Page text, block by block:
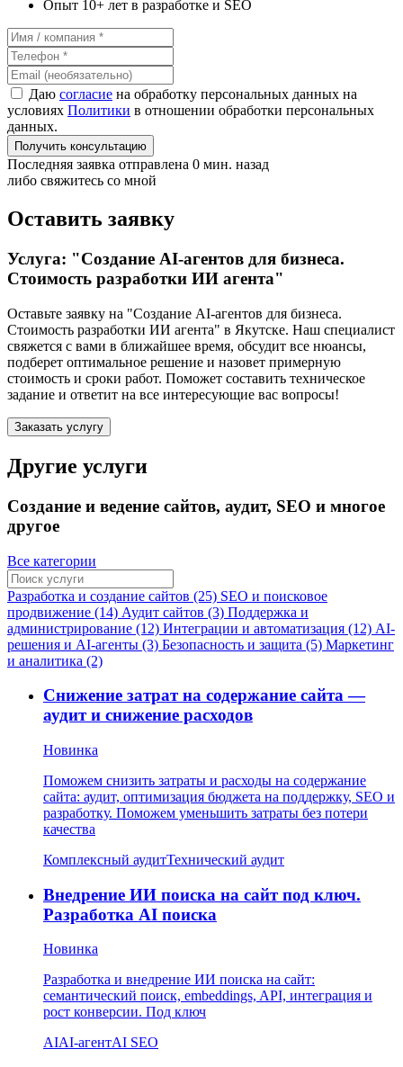
Опыт 10+ лет в разработке и SEO
Даю согласие на обработку персональных данных на
условиях Политики в отношении обработки персональных
данных.
Получить консультацию
Последняя заявка отправлена 0 мин. назад
либо свяжитесь со мной
Оставить заявку
Услуга: "Создание AI-агентов для бизнеса.
Стоимость разработки ИИ агента"
Оставьте заявку на "Создание AI-агентов для бизнеса.
Стоимость разработки ИИ агента" в Якутске. Наш специалист
свяжется с вами в ближайшее время, обсудит все нюансы,
подберет оптимальное решение и назовет примерную
стоимость и сроки работ. Поможет составить техническое
задание и ответит на все интересующие вас вопросы!
Заказать услугу
Другие услуги
Создание и ведение сайтов, аудит, SEO и многое
другое
Все категории
Разработка и создание сайтов (25) SEO и поисковое
продвижение (14) Аудит сайтов (3) Поддержка и
администрирование (12) Интеграции и автоматизация (12) AI-
решения и AI-агенты (3) Безопасность и защита (5) Маркетинг
и аналитика (2)
Снижение затрат на содержание сайта —
аудит и снижение расходов
Новинка
Поможем снизить затраты и расходы на содержание
сайта: аудит, оптимизация бюджета на поддержку, SEO и
разработку. Поможем уменьшить затраты без потери
качества
Комплексный аудитТехнический аудит
Внедрение ИИ поиска на сайт под ключ.
Разработка AI поиска
Новинка
Разработка и внедрение ИИ поиска на сайт:
семантический поиск, embeddings, API, интеграция и
рост конверсии. Под ключ
AIAI-агентAI SEO